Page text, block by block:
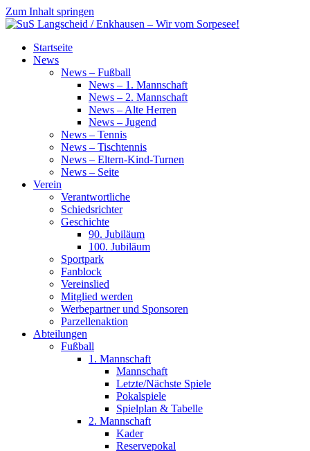
Zum Inhalt springen
SuS
Langscheid
Startseite
News
News – Fußball
News – 1. Mannschaft
News – 2. Mannschaft
News – Alte Herren
News – Jugend
News – Tennis
News – Tischtennis
News – Eltern-Kind-Turnen
News – Seite
Verein
Verantwortliche
Schiedsrichter
Geschichte
90. Jubiläum
100. Jubiläum
Sportpark
Fanblock
Vereinslied
Mitglied werden
Werbepartner und Sponsoren
Parzellenaktion
Abteilungen
Fußball
1. Mannschaft
Mannschaft
Letzte/Nächste Spiele
Pokalspiele
Spielplan & Tabelle
2. Mannschaft
Kader
Reservepokal